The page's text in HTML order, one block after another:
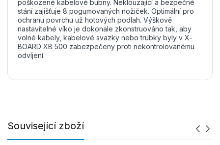
poškozené kabelové bubny. Neklouzající a bezpečné
stání zajišťuje 8 pogumovaných nožiček. Optimální pro
ochranu povrchu už hotových podlah. Výškově
nastavitelné víko je dokonale zkonstruováno tak, aby
volné kabely, kabelové svazky nebo trubky byly v X-
BOARD XB 500 zabezpečeny proti nekontrolovanému
odvíjení.
Související zboží